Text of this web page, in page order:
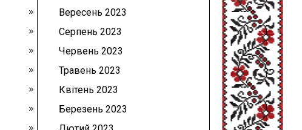
Вересень 2023
Серпень 2023
Червень 2023
Травень 2023
Квітень 2023
Березень 2023